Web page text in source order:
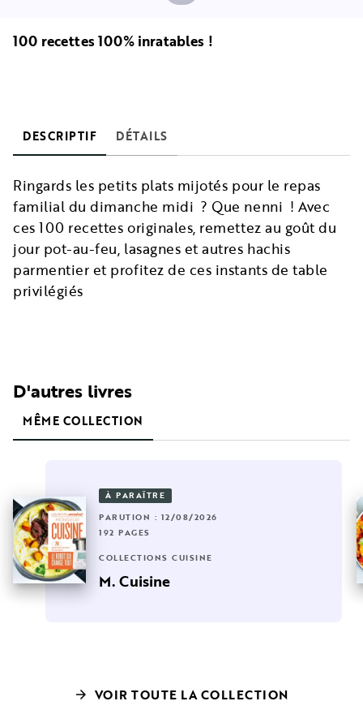
100 recettes 100% inratables !
DESCRIPTIF DÉTAILS
Ringards les petits plats mijotés pour le repas
familial du dimanche midi ? Que nenni ! Avec
ces 100 recettes originales, remettez au goût du
jour pot-au-feu, lasagnes et autres hachis
parmentier et profitez de ces instants de table
privilégiés
D'autres livres
MÊME COLLECTION
À PARAÎTRE
PARUTION : 12/08/2026
192 PAGES
COLLECTIONS CUISINE
M. Cuisine
arrow_forward VOIR TOUTE LA COLLECTION